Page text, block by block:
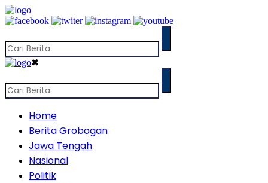
✖
Home
Berita Grobogan
Jawa Tengah
Nasional
Politik